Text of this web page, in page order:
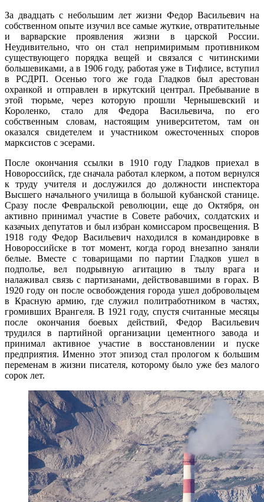
За двадцать с небольшим лет жизни Федор Васильевич на
собственном опыте изучил все самые жуткие, отвратительные
и варварские проявления жизни в царской России.
Неудивительно, что он стал непримиримым противником
существующего порядка вещей и связался с читинскими
большевиками, а в 1906 году, работая уже в Тифлисе, вступил
в РСДРП. Осенью того же года Гладков был арестован
охранкой и отправлен в иркутский централ. Пребывание в
этой тюрьме, через которую прошли Чернышевский и
Короленко, стало для Федора Васильевича, по его
собственным словам, настоящим университетом, там он
оказался свидетелем и участником ожесточенных споров
марксистов с эсерами.
После окончания ссылки в 1910 году Гладков приехал в
Новороссийск, где сначала работал клерком, а потом вернулся
к труду учителя и дослужился до должности инспектора
Высшего начального училища в большой кубанской станице.
Сразу после Февральской революции, еще до Октября, он
активно принимал участие в Совете рабочих, солдатских и
казачьих депутатов и был избран комиссаром просвещения. В
1918 году Федор Васильевич находился в командировке в
Новороссийске в тот момент, когда город внезапно заняли
белые. Вместе с товарищами по партии Гладков ушел в
подполье, вел подрывную агитацию в тылу врага и
налаживал связь с партизанами, действовавшими в горах. В
1920 году он после освобождения города ушел добровольцем
в Красную армию, где служил политработником в частях,
громивших Врангеля. В 1921 году, спустя считанные месяцы
после окончания боевых действий, Федор Васильевич
трудился в партийной организации цементного завода и
принимал активное участие в восстановлении и пуске
предприятия. Именно этот эпизод стал прологом к большим
переменам в жизни писателя, которому было уже без малого
сорок лет.